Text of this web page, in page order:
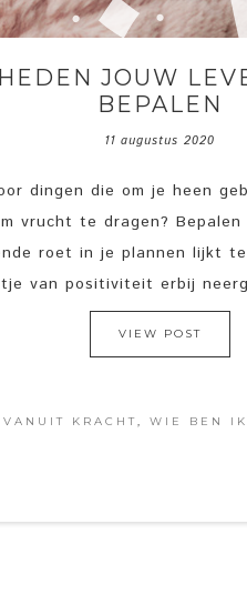
JOUW
BEPALEN
11 augustus 2020
dingen die om je heen
vrucht te dragen?
roet in je plannen lijkt
van positiviteit erbij
VIEW POST
KRACHT, WIE BEN IK